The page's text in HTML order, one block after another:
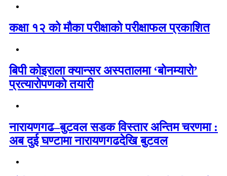
कक्षा १२ को मौका परीक्षाको परीक्षाफल प्रकाशित
बिपी कोइराला क्यान्सर अस्पतालमा ‘बोनम्यारो’
प्रत्यारोपणको तयारी
नारायणगढ–बुटवल सडक विस्तार अन्तिम चरणमा :
अब दुई घण्टामा नारायणगढदेखि बुटवल